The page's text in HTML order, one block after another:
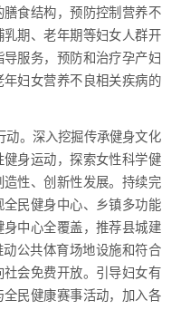
食结构，预防控制营养不
期、老年期等妇女人群开
服务，预防和治疗孕产妇
妇女营养不良相关疾病的
。深入挖掘传承健身文化
身运动，探索女性科学健
性、创新性发展。持续完
民健身中心、乡镇多功能
中心全覆盖，推荐县城建
公共体育场地设施和符合
会免费开放。引导妇女有
民健康赛事活动，加入各